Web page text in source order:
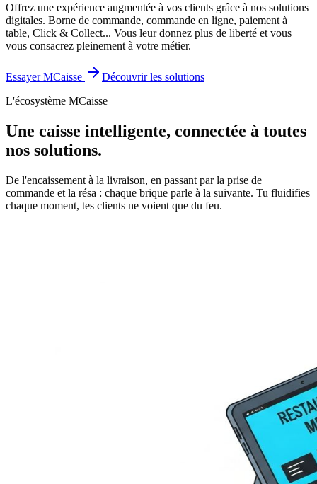
Offrez une expérience augmentée à vos clients grâce à nos solutions
digitales. Borne de commande, commande en ligne, paiement à
table, Click & Collect... Vous leur donnez plus de liberté et vous
vous consacrez pleinement à votre métier.
Essayer MCaisse
Découvrir les solutions
L'écosystème MCaisse
Une caisse intelligente, connectée à toutes
nos solutions.
De l'encaissement à la livraison, en passant par la prise de
commande et la résa : chaque brique parle à la suivante. Tu fluidifies
chaque moment, tes clients ne voient que du feu.